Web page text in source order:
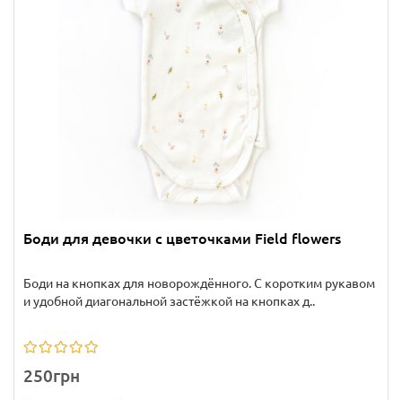
Боди для девочки с цветочками Field flowers
Боди на кнопках для новорождённого. С коротким рукавом
и удобной диагональной застёжкой на кнопках д..
250грн